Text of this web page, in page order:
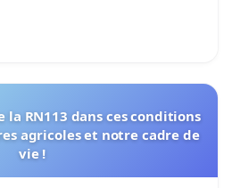
la RN113 dans ces conditions
agricoles et notre cadre de
vie !